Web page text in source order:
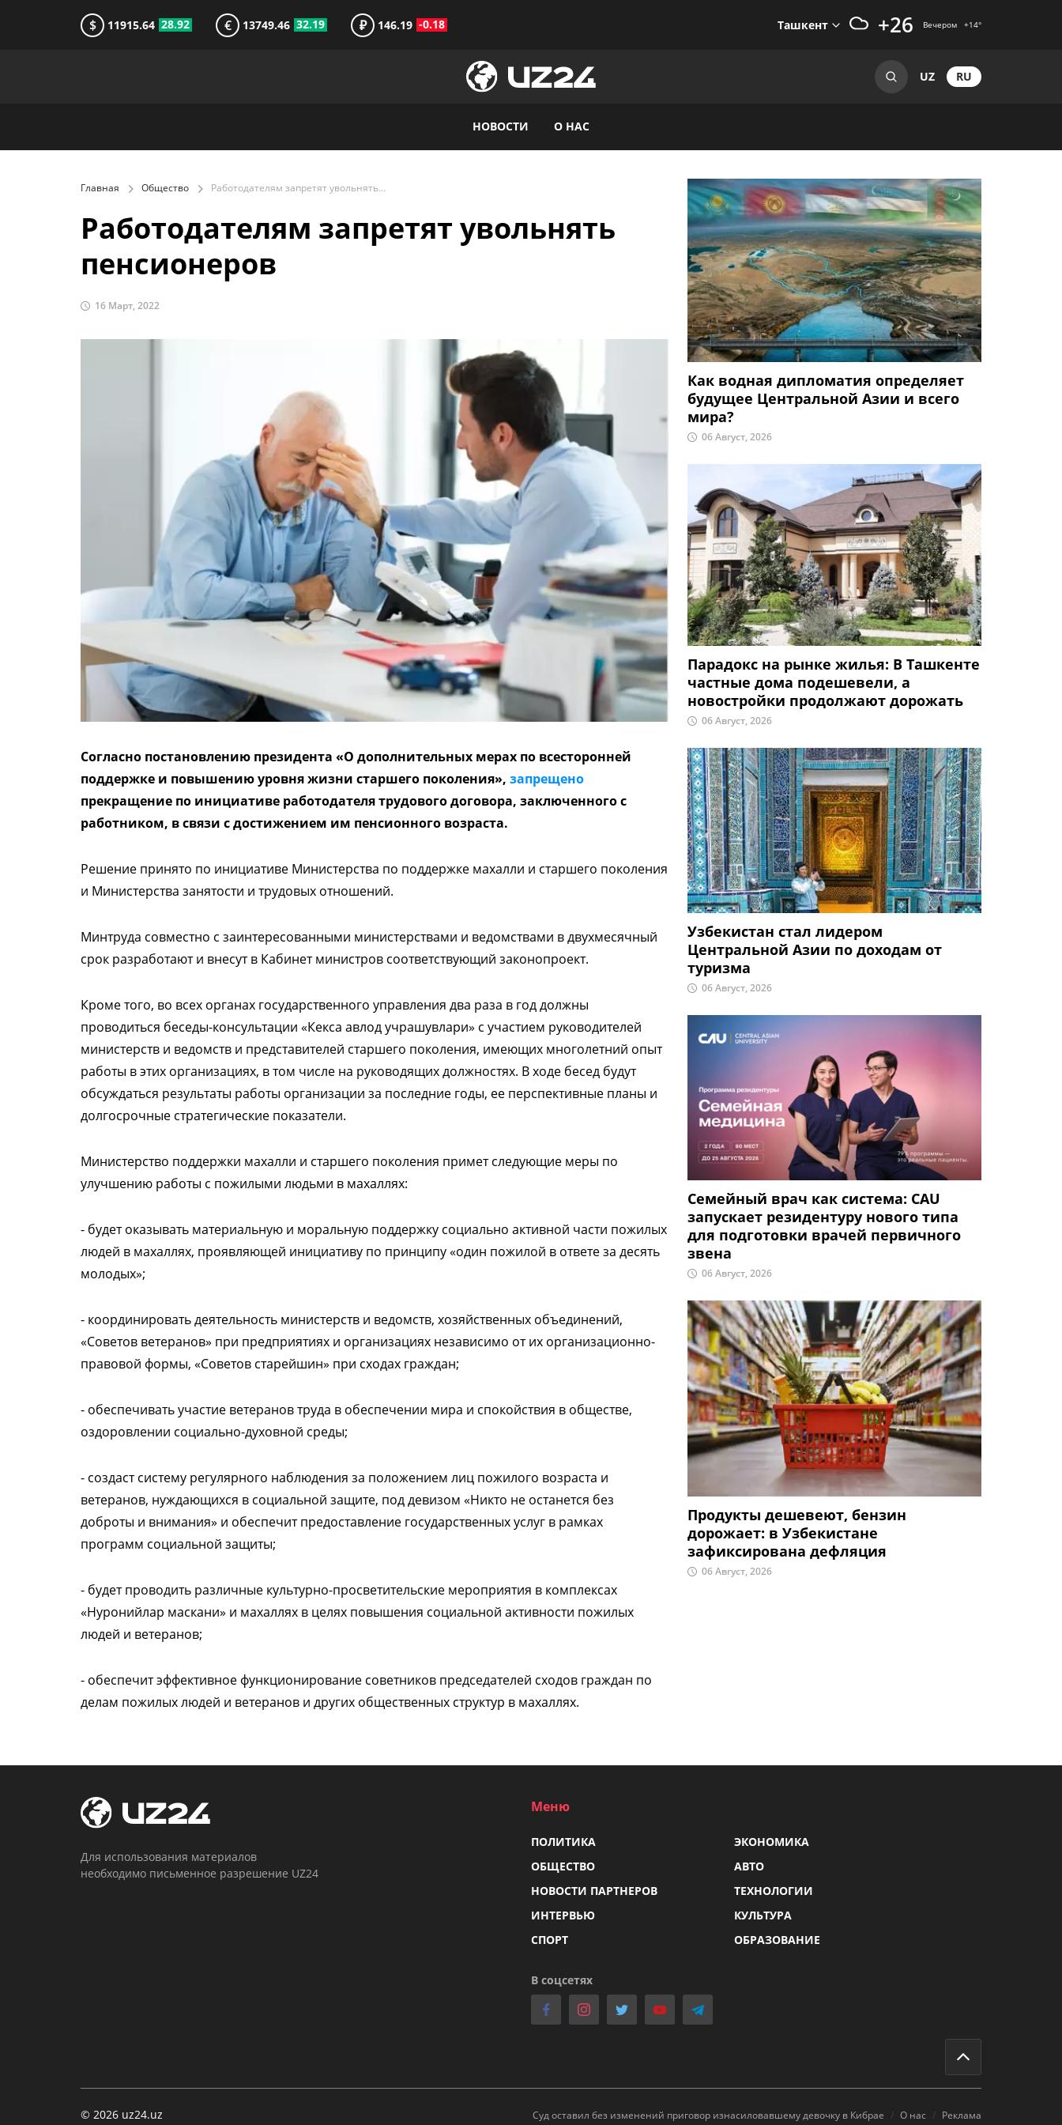
$ 11915.64 28.92 € 13749.46 32.19 ₽ 146.19 -0.18 Ташкент +26 Вечером +14°
UZ RU
НОВОСТИ О НАС
Главная Общество Работодателям запретят увольнять пенсионеров
Работодателям запретят увольнять
пенсионеров
16 Март, 2022
Согласно постановлению президента «О дополнительных мерах по всесторонней
поддержке и повышению уровня жизни старшего поколения», запрещено
прекращение по инициативе работодателя трудового договора, заключенного с
работником, в связи с достижением им пенсионного возраста.
Решение принято по инициативе Министерства по поддержке махалли и старшего поколения
и Министерства занятости и трудовых отношений.
Минтруда совместно с заинтересованными министерствами и ведомствами в двухмесячный
срок разработают и внесут в Кабинет министров соответствующий законопроект.
Кроме того, во всех органах государственного управления два раза в год должны
проводиться беседы-консультации «Кекса авлод учрашувлари» с участием руководителей
министерств и ведомств и представителей старшего поколения, имеющих многолетний опыт
работы в этих организациях, в том числе на руководящих должностях. В ходе бесед будут
обсуждаться результаты работы организации за последние годы, ее перспективные планы и
долгосрочные стратегические показатели.
Министерство поддержки махалли и старшего поколения примет следующие меры по
улучшению работы с пожилыми людьми в махаллях:
- будет оказывать материальную и моральную поддержку социально активной части пожилых
людей в махаллях, проявляющей инициативу по принципу «один пожилой в ответе за десять
молодых»;
- координировать деятельность министерств и ведомств, хозяйственных объединений,
«Советов ветеранов» при предприятиях и организациях независимо от их организационно-
правовой формы, «Советов старейшин» при сходах граждан;
- обеспечивать участие ветеранов труда в обеспечении мира и спокойствия в обществе,
оздоровлении социально-духовной среды;
- создаст систему регулярного наблюдения за положением лиц пожилого возраста и
ветеранов, нуждающихся в социальной защите, под девизом «Никто не останется без
доброты и внимания» и обеспечит предоставление государственных услуг в рамках
программ социальной защиты;
- будет проводить различные культурно-просветительские мероприятия в комплексах
«Нуронийлар маскани» и махаллях в целях повышения социальной активности пожилых
людей и ветеранов;
- обеспечит эффективное функционирование советников председателей сходов граждан по
делам пожилых людей и ветеранов и других общественных структур в махаллях.
Как водная дипломатия определяет
будущее Центральной Азии и всего
мира?
06 Август, 2026
Парадокс на рынке жилья: В Ташкенте
частные дома подешевели, а
новостройки продолжают дорожать
06 Август, 2026
Узбекистан стал лидером
Центральной Азии по доходам от
туризма
06 Август, 2026
Семейный врач как система: CAU
запускает резидентуру нового типа
для подготовки врачей первичного
звена
06 Август, 2026
Продукты дешевеют, бензин
дорожает: в Узбекистане
зафиксирована дефляция
06 Август, 2026
Для использования материалов
необходимо письменное разрешение UZ24
Меню
ПОЛИТИКА
ЭКОНОМИКА
ОБЩЕСТВО
АВТО
НОВОСТИ ПАРТНЕРОВ
ТЕХНОЛОГИИ
ИНТЕРВЬЮ
КУЛЬТУРА
СПОРТ
ОБРАЗОВАНИЕ
В соцсетях
© 2026 uz24.uz Суд оставил без изменений приговор изнасиловавшему девочку в Кибрае О нас Реклама